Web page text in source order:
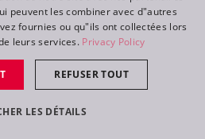
DE
RU
peuvent les combiner avec d"autres
fournies ou qu"ils ont collectées lors
leurs services. Privacy Policy
REFUSER TOUT
LES DÉTAILS